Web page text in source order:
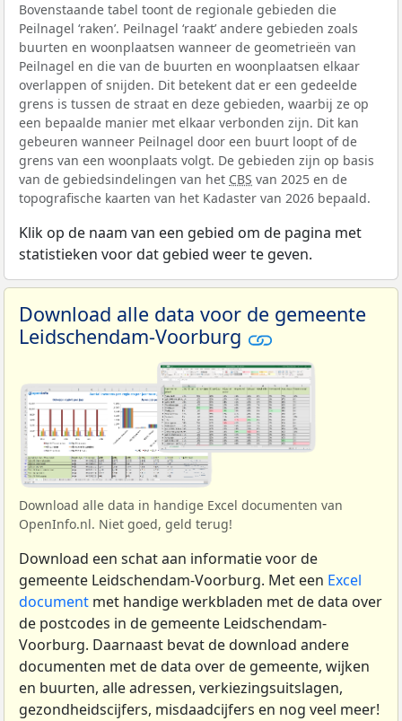
Bovenstaande tabel toont de regionale gebieden die
Peilnagel ‘raken’. Peilnagel ‘raakt’ andere gebieden zoals
buurten en woonplaatsen wanneer de geometrieën van
Peilnagel en die van de buurten en woonplaatsen elkaar
overlappen of snijden. Dit betekent dat er een gedeelde
grens is tussen de straat en deze gebieden, waarbij ze op
een bepaalde manier met elkaar verbonden zijn. Dit kan
gebeuren wanneer Peilnagel door een buurt loopt of de
grens van een woonplaats volgt. De gebieden zijn op basis
van de gebiedsindelingen van het CBS van 2025 en de
topografische kaarten van het Kadaster van 2026 bepaald.
Klik op de naam van een gebied om de pagina met
statistieken voor dat gebied weer te geven.
Download alle data voor de gemeente
Leidschendam-Voorburg
Download alle data in handige Excel documenten van
OpenInfo.nl. Niet goed, geld terug!
Download een schat aan informatie voor de
gemeente Leidschendam-Voorburg. Met een Excel
document met handige werkbladen met de data over
de postcodes in de gemeente Leidschendam-
Voorburg. Daarnaast bevat de download andere
documenten met de data over de gemeente, wijken
en buurten, alle adressen, verkiezingsuitslagen,
gezondheidscijfers, misdaadcijfers en nog veel meer!